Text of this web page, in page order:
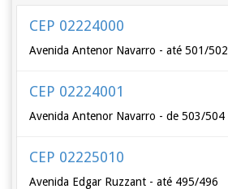
CEP 02224000
Avenida Antenor Navarro - até 501/502
CEP 02224001
Avenida Antenor Navarro - de 503/504
CEP 02225010
Avenida Edgar Ruzzant - até 495/496